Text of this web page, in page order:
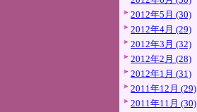
2012年5月 (30)
2012年4月 (29)
2012年3月 (32)
2012年2月 (28)
2012年1月 (31)
2011年12月 (29)
2011年11月 (30)